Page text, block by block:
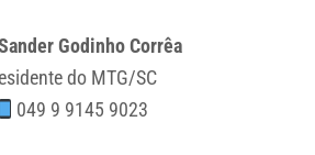
Godinho Corrêa
do MTG/SC
049 9 9145 9023